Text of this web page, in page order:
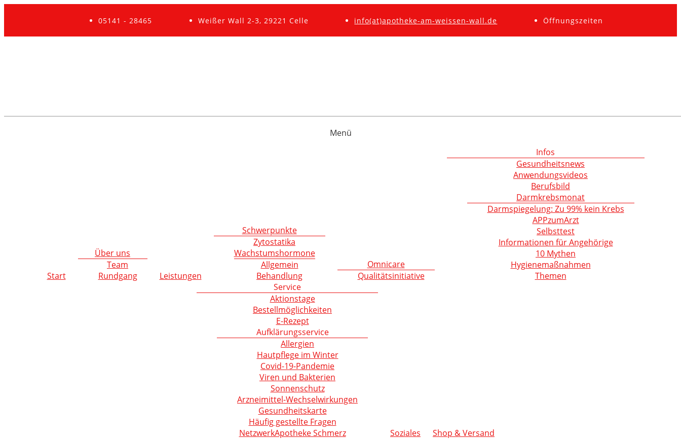
05141 - 28465 Weißer Wall 2-3, 29221 Celle info(at)apotheke-am-weissen-wall.de Öffnungszeiten
Menü
Start
Über uns
Team
Rundgang
Leistungen
Schwerpunkte
Zytostatika
Wachstumshormone
Allgemein
Behandlung
Omnicare
Qualitätsinitiative
Infos
Gesundheitsnews
Anwendungsvideos
Berufsbild
Darmkrebsmonat
Darmspiegelung: Zu 99% kein Krebs
APPzumArzt
Selbsttest
Informationen für Angehörige
10 Mythen
Hygienemaßnahmen
Themen
Service
Aktionstage
Bestellmöglichkeiten
E-Rezept
Aufklärungsservice
Allergien
Hautpflege im Winter
Covid-19-Pandemie
Viren und Bakterien
Sonnenschutz
Arzneimittel-Wechselwirkungen
Gesundheitskarte
Häufig gestellte Fragen
NetzwerkApotheke Schmerz
Soziales Shop & Versand